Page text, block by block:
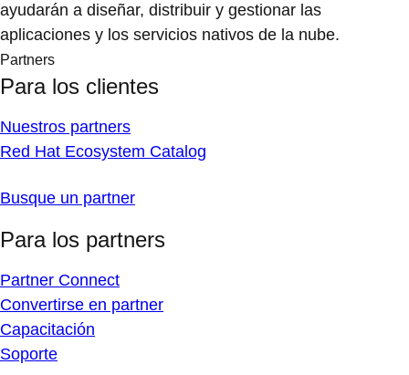
ayudarán a diseñar, distribuir y gestionar las
aplicaciones y los servicios nativos de la nube.
Partners
Para los clientes
Nuestros partners
Red Hat Ecosystem Catalog
Busque un partner
Para los partners
Partner Connect
Convertirse en partner
Capacitación
Soporte